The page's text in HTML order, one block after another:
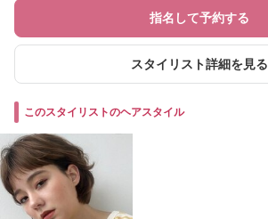
指名して予約する
スタイリスト詳細を見る
このスタイリストのヘアスタイル